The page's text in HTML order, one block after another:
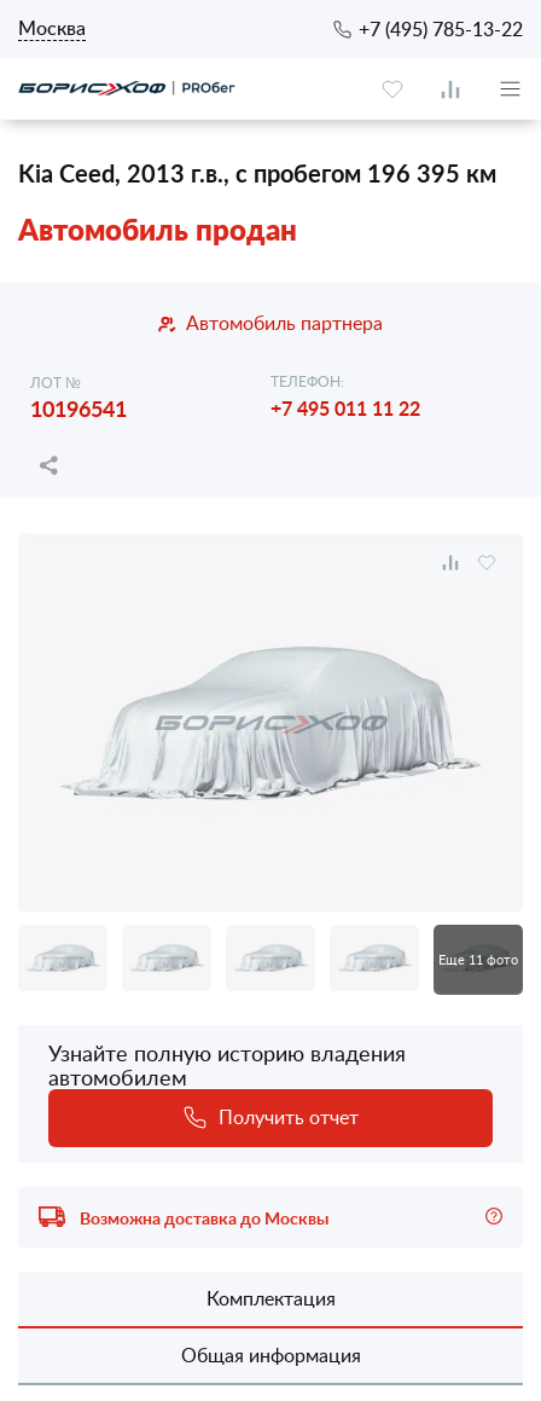
Москва +7 (495) 785-13-22
Kia Ceed, 2013 г.в., с пробегом 196 395 км
Автомобиль продан
Автомобиль партнера
ЛОТ №
10196541
ТЕЛЕФОН:
+7 495 011 11 22
Еще 11 фото
Узнайте полную историю владения
автомобилем
Получить отчет
Возможна доставка до Москвы
Комплектация
Общая информация